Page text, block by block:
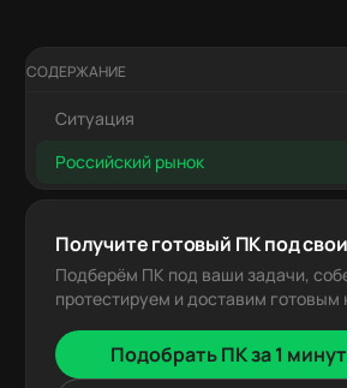
СОДЕРЖАНИЕ
Ситуация
Российский рынок
Получите готовый ПК под
Подберём ПК под ваши задачи,
протестируем и доставим готовым
Подобрать ПК за 1